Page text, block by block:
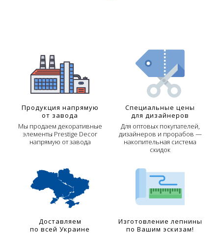
Продукция напрямую
от завода
Мы продаем декоративные
элементы Prestige Decor
напрямую от завода
Специальные цены
для дизайнеров
Для оптовых покупателей,
дизайнеров и прорабов —
накопительная система
скидок
Доставляем
по всей Украине
Изготовление лепнины
по Вашим эскизам!